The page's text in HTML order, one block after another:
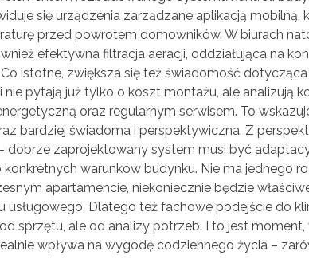
się urządzenia zarządzane aplikacją mobilną,
przed powrotem domowników. W biurach
efektywna filtracja aeracji, oddziałująca na
istotne, zwiększa się też świadomość dotycząca
pytają już tylko o koszt montażu, ale analizują
oraz regularnym serwisem. To
bardziej świadoma i perspektywiczna. Z
dobrze zaprojektowany system musi być
warunków budynku. Nie ma jednego
apartamencie, niekoniecznie będzie
usługowego. Dlatego też fachowe podejście do
sprzętu, ale od analizy potrzeb. I to jest
wpływa na wygodę codziennego życia –